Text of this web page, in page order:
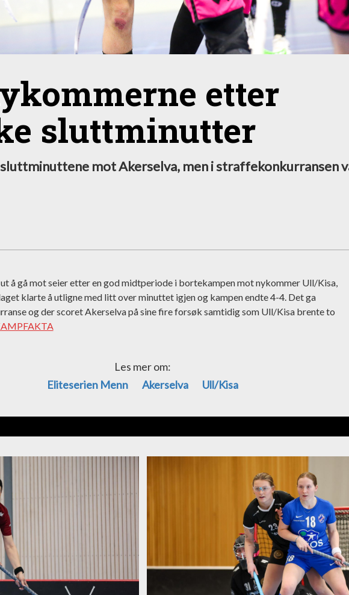
etter
sluttminutter
mot Akerselva, men i straffekonkurransen
å gå mot seier etter en god midtperiode i bortekampen mot nykommer Ull/Kisa,
klarte å utligne med litt over minuttet igjen og kampen endte 4-4. Det ga
og der scoret Akerselva på sine fire forsøk samtidig som Ull/Kisa brente to
Les mer om:
Eliteserien Menn
Akerselva Ull/Kisa